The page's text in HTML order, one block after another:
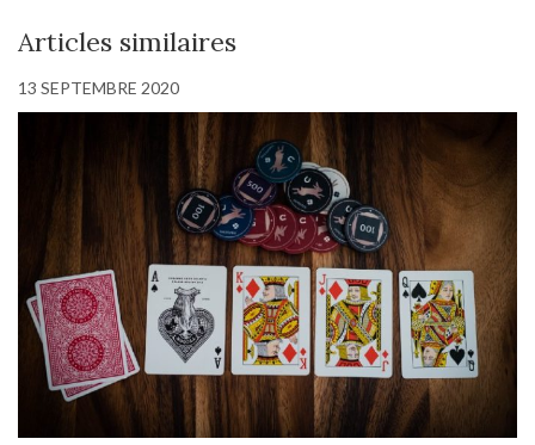
Articles similaires
13 SEPTEMBRE 2020